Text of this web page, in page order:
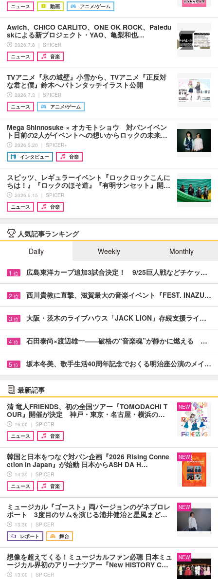
ニュース
動画 アニメ/ゲーム
Awich、CHICO CARLITO、ONE OK ROCK、Paledu
skによる新プロジェクト・YAO、亀梨和也…
2026.7.8 ｜ SPICER
ニュース
音楽
TVアニメ『氷の城壁』小雪から、TVアニメ『正反対
な君と僕』鈴木へバトンタッチイラスト公開
2026.7.3 ｜ SPICER
ニュース
アニメ/ゲーム
Mega Shinnosuke × オカモトショウ 対バンイベン
ト目前の2人がイベントへの想いからロックの未来…
2026.5.20 ｜ SPICER+
インタビュー
音楽
スピッツ、レギュラーイベント『ロックロックこんに
ちは！』『ロックのほそ道』『有明サンセット』開…
2026.5.15 ｜ SPICER
ニュース
音楽
人気記事ランキング
Daily
Weekly Monthly
1 位 広島東洋カープ追加3試合決定！ 9/25巨人戦などチケッ…
2 位 西川貴教に直撃、滋賀最大の音楽イベント『FEST. INAZU…
3 位 大阪・茨木のライブハウス「JACK LION」存続支援ライ…
4 位 石田泰尚×渡辺雄一――破格の“音楽魂”が静かに燃える …
5 位 坂本冬美、歌手生活40周年記念でおくる明治座公演のメイ…
最新記事
清 竜人FRIENDS、初の全国ツアー『TOMODACHI T
OUR』開催が決定 神戸・東京・名古屋・横浜の…
16:00 ｜ SPICER
ニュース
音楽
NEW
韓国と日本をつなぐ対バン企画『2026 Rising Conne
ction in Japan』が始動 日本からASH DA H…
14:30 ｜ SPICER
ニュース
音楽
NEW
ミュージカル『ゴースト』両バージョンのゲネプロレ
ポート 3度目のサムを演じる浦井健治と星風まど…
13:30 ｜ SPICER
レポート
舞台
NEW
想像を超えてくる！ミュージカルファン必聴 日本ミュ
ージカル界初のアリーナツアー『New HISTORY C…
13:00 ｜ SPICER
NEW